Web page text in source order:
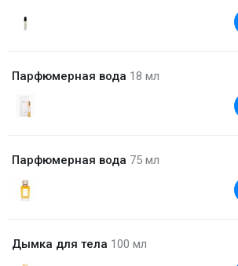
Парфюмерная вода 18 мл
Парфюмерная вода 75 мл
Дымка для тела 100 мл